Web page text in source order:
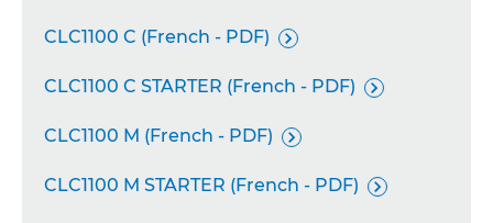
CLC1100 C (French - PDF) 
CLC1100 C STARTER (French - PDF) 
CLC1100 M (French - PDF) 
CLC1100 M STARTER (French - PDF) 